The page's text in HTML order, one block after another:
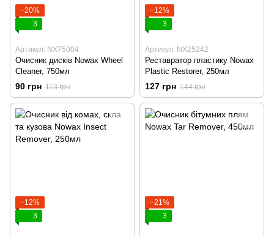
−20%
3
Артикул: NX75004
Очисник дисків Nowax Wheel
Cleaner, 750мл
90 грн 113 грн
−12%
3
Артикул: NX25242
Реставратор пластику Nowax
Plastic Restorer, 250мл
127 грн 144 грн
−12%
3
−21%
3